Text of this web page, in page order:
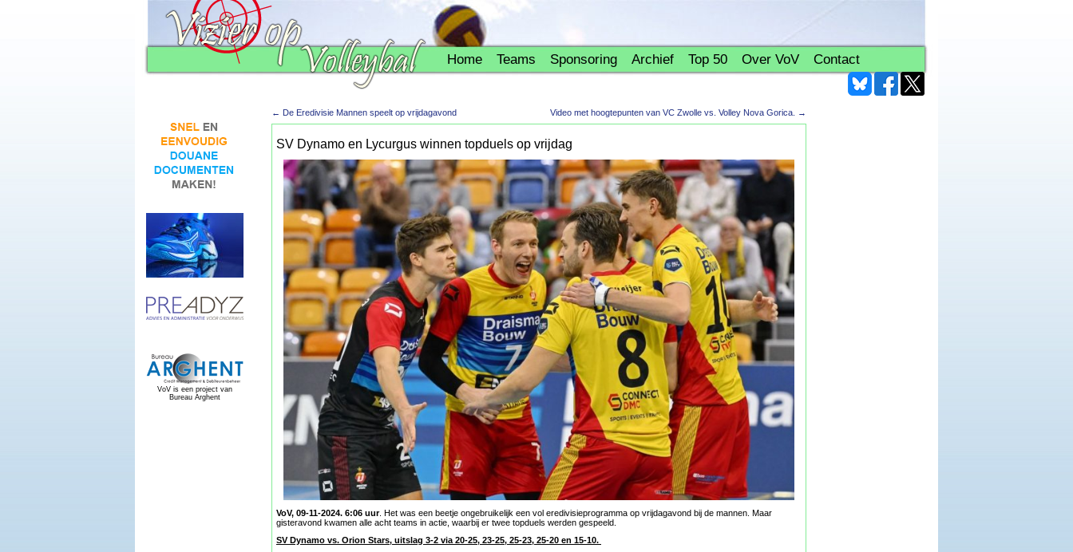
Home Teams Sponsoring Archief Top 50 Over VoV Contact
VoV is een project van
Bureau Arghent
← De Eredivisie Mannen speelt op vrijdagavond Video met hoogtepunten van VC Zwolle vs. Volley Nova Gorica. →
SV Dynamo en Lycurgus winnen topduels op vrijdag
VoV, 09-11-2024. 6:06 uur. Het was een beetje ongebruikelijk een vol eredivisieprogramma op vrijdagavond bij de mannen. Maar
gisteravond kwamen alle acht teams in actie, waarbij er twee topduels werden gespeeld.
SV Dynamo vs. Orion Stars, uitslag 3-2 via 20-25, 23-25, 25-23, 25-20 en 15-10.